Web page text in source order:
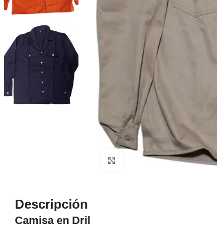
Haga Click para agrandar
Descripción
Camisa en Dril